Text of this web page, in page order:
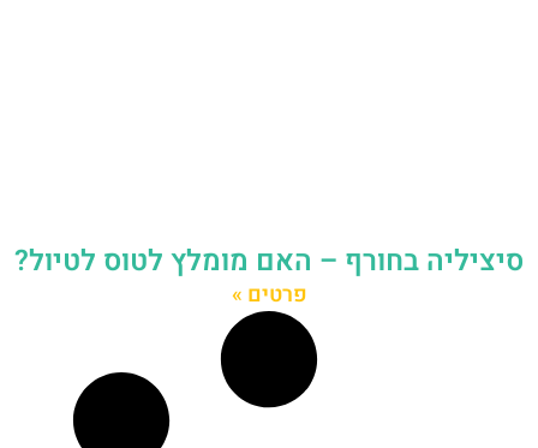
סיציליה בחורף – האם מומלץ לטוס לטיול?
פרטים »